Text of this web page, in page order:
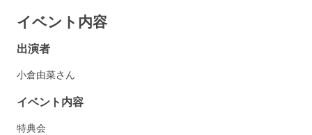
イベント内容
出演者
小倉由菜さん
イベント内容
特典会